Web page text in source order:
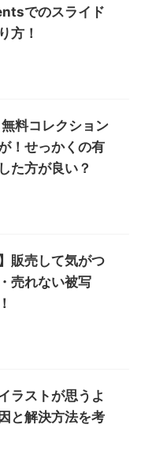
でのスライド
方！
料コレクション
！せっかくの有
た方が良い？
販売して気がつ
売れない被写
ラストが思うよ
と解決方法を考